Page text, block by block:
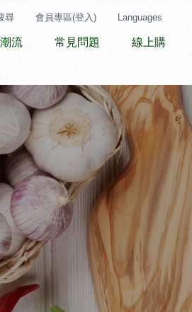
流 常見問題 線上購
尋 會員專區(登入) Languages